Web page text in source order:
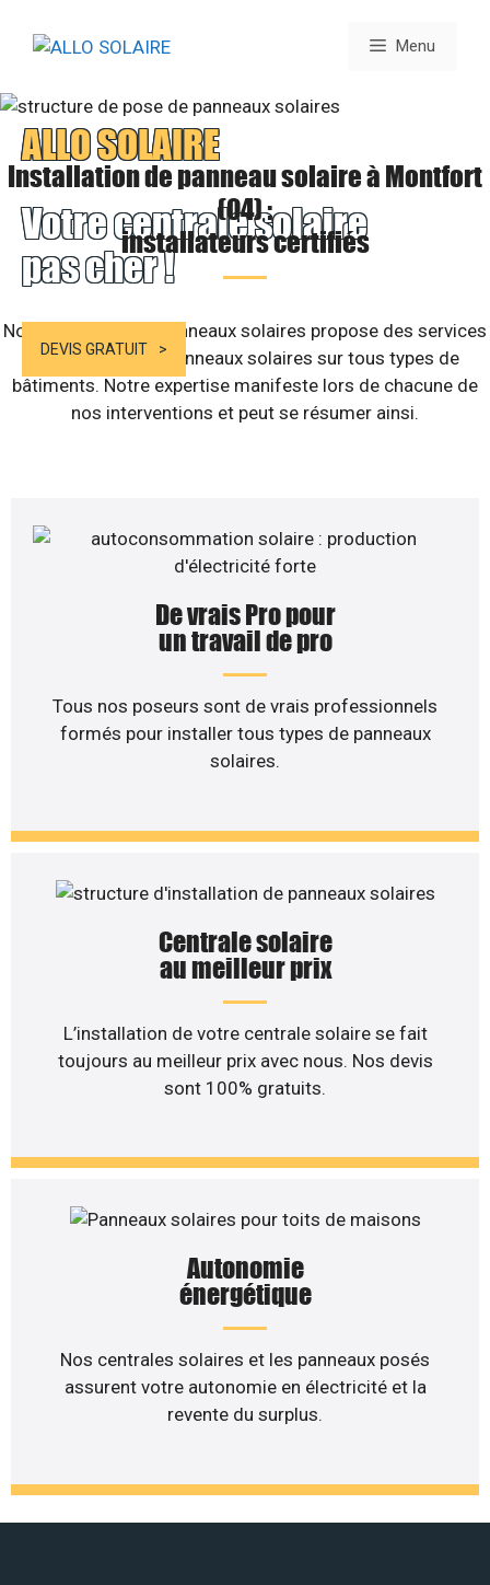
Menu
ALLO SOLAIRE
Votre centrale solaire
pas cher !
DEVIS GRATUIT
Installation de panneau solaire à Montfort
(04) :
installateurs certifiés
Notre structure de panneaux solaires propose des services
d’installation de panneaux solaires sur tous types de
bâtiments. Notre expertise manifeste lors de chacune de
nos interventions et peut se résumer ainsi.
De vrais Pro pour
un travail de pro
Tous nos poseurs sont de vrais professionnels
formés pour installer tous types de panneaux
solaires.
Centrale solaire
au meilleur prix
L’installation de votre centrale solaire se fait
toujours au meilleur prix avec nous. Nos devis
sont 100% gratuits.
Autonomie
énergétique
Nos centrales solaires et les panneaux posés
assurent votre autonomie en électricité et la
revente du surplus.